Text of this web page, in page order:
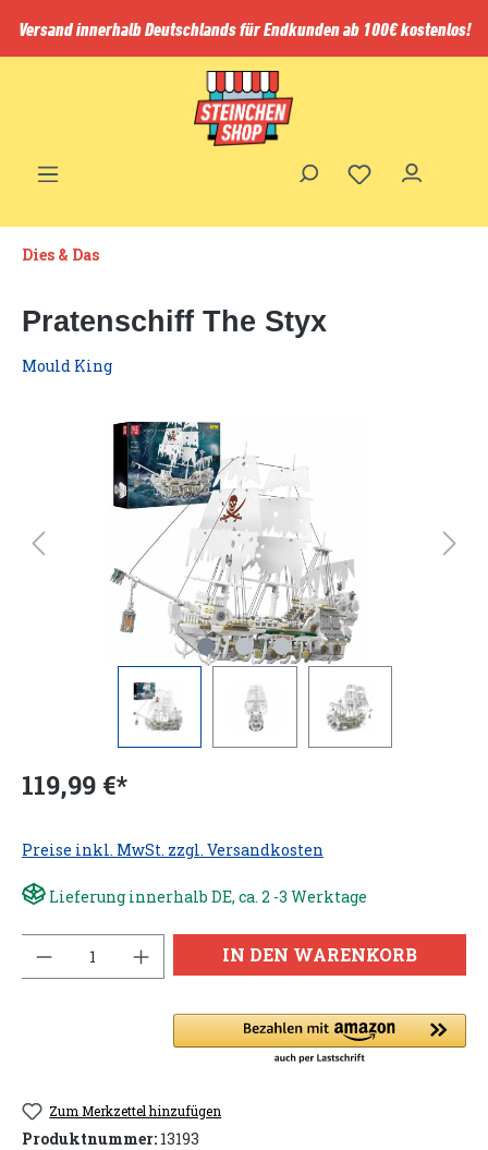
springen
Versand innerhalb Deutschlands für Endkunden ab 100€ kostenlos!
Dies & Das
Pratenschiff The Styx
Mould King
119,99 €*
Preise inkl. MwSt. zzgl. Versandkosten
Lieferung innerhalb DE, ca. 2 -3 Werktage
IN DEN WARENKORB
Zum Merkzettel hinzufügen
Produktnummer: 13193